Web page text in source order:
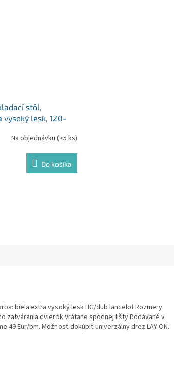
stôl,
vysoký lesk, 120-
Na objednávku (>5 ks)
Do košíka
biela extra vysoký lesk HG/dub lancelot Rozmery
zatvárania dvierok Vrátane spodnej lišty Dodávané v
Eur/bm. Možnosť dokúpiť univerzálny drez LAY ON.